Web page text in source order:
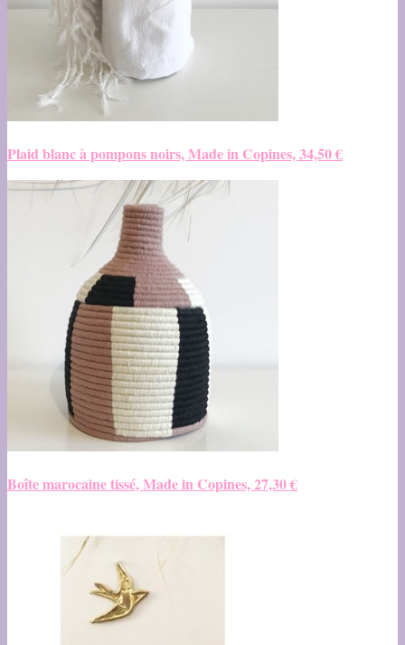
Plaid blanc à pompons noirs, Made in Copines, 34,50 €
Boîte marocaine tissé, Made in Copines, 27,30 €